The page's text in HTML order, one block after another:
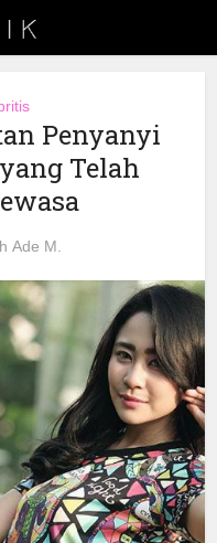
Penyanyi
Telah
Ade M.